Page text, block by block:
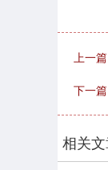
上一篇
下一篇
相关